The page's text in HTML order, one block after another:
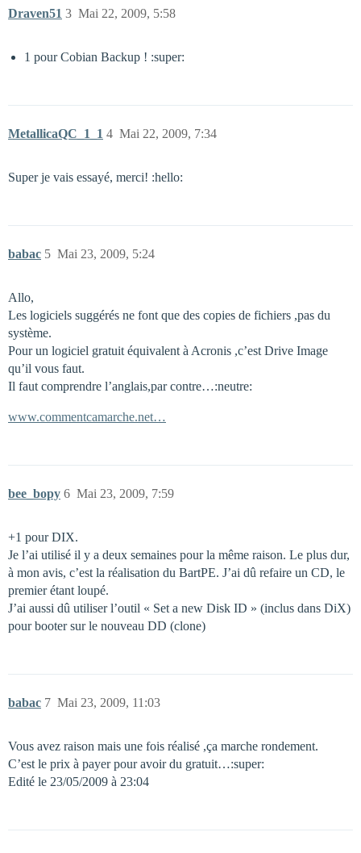
Draven51 Mai 22, 2009, 5:58
3
1 pour Cobian Backup ! :super:
MetallicaQC_1_1 Mai 22, 2009, 7:34
4
Super je vais essayé, merci! :hello:
babac Mai 23, 2009, 5:24
5
Allo,
Les logiciels suggérés ne font que des copies de fichiers ,pas du
système.
Pour un logiciel gratuit équivalent à Acronis ,c’est Drive Image
qu’il vous faut.
Il faut comprendre l’anglais,par contre…:neutre:
www.commentcamarche.net…
bee_bopy Mai 23, 2009, 7:59
6
+1 pour DIX.
Je l’ai utilisé il y a deux semaines pour la même raison. Le plus dur,
à mon avis, c’est la réalisation du BartPE. J’ai dû refaire un CD, le
premier étant loupé.
J’ai aussi dû utiliser l’outil « Set a new Disk ID » (inclus dans DiX)
pour booter sur le nouveau DD (clone)
babac Mai 23, 2009, 11:03
7
Vous avez raison mais une fois réalisé ,ça marche rondement.
C’est le prix à payer pour avoir du gratuit…:super:
Edité le 23/05/2009 à 23:04